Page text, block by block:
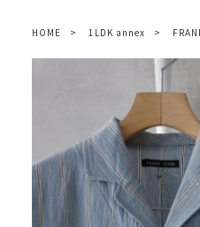
HOME 1LDK annex